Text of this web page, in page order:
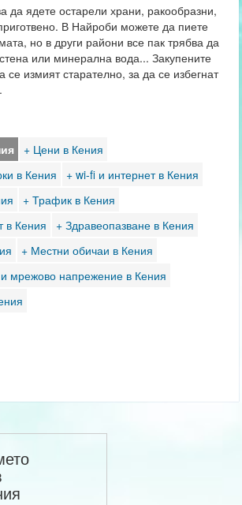
да ядете остарели храни, ракообразни,
В Найроби можете да пиете
но в други райони все пак трябва да
или минерална вода... Закупените
се измият старателно, за да се избегнат
+ Цени в Кения
в Кения
+ wi-fi и интернет в Кения
+ Трафик в Кения
в Кения
+ Здравеопазване в Кения
+ Местни обичаи в Кения
и мрежово напрежение в Кения